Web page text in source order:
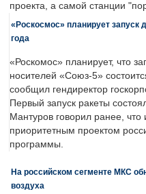
проекта, а самой станции
«Роскосмос» планирует запуск
года
«Роскомос» планирует, что
носителей «Союз-5»
сообщил гендиректор
Первый запуск ракеты
Мантуров говорил ранее,
приоритетным проектом
программы.
На российском сегменте МКС
воздуха